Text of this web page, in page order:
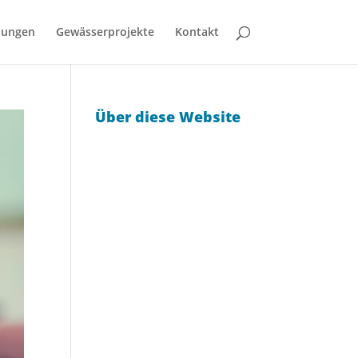
Gewässerprojekte Kontakt
Über diese Website